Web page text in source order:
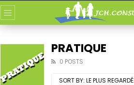
PRATIQUE
0 POSTS
SORT BY: LE PLUS REGARDÉ